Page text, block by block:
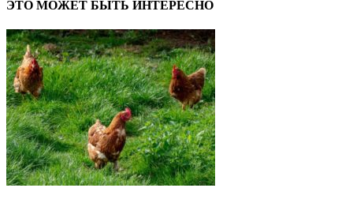
ЭТО МОЖЕТ БЫТЬ ИНТЕРЕСНО